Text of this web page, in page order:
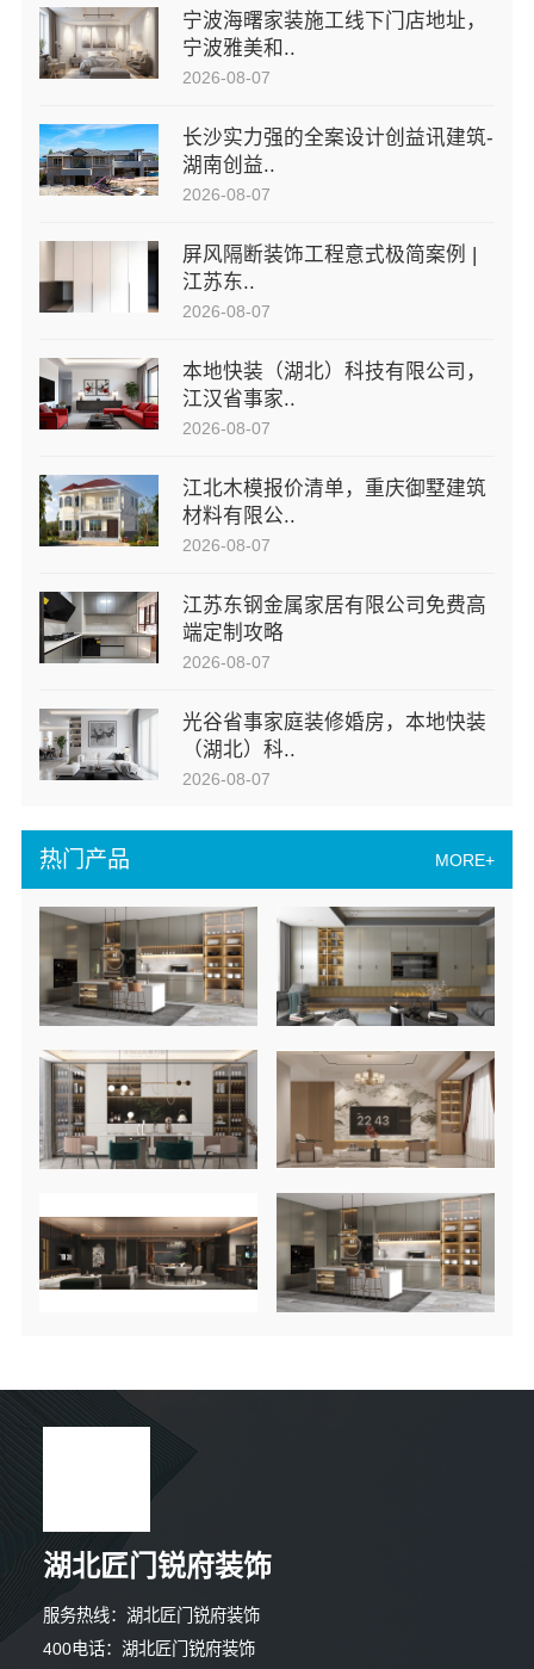
热门产品 MORE+
宁波海曙家装施工线下门店地址，
宁波雅美和..
2026-08-07
长沙实力强的全案设计创益讯建筑-
湖南创益..
2026-08-07
屏风隔断装饰工程意式极简案例 |
江苏东..
2026-08-07
本地快装（湖北）科技有限公司，
江汉省事家..
2026-08-07
江北木模报价清单，重庆御墅建筑
材料有限公..
2026-08-07
江苏东钢金属家居有限公司免费高
端定制攻略
2026-08-07
光谷省事家庭装修婚房，本地快装
（湖北）科..
2026-08-07
湖北匠门锐府装饰
服务热线：湖北匠门锐府装饰
400电话：湖北匠门锐府装饰